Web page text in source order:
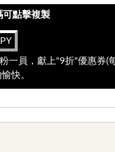
可點擊複製
一員，獻上"9折"優惠券(
快。